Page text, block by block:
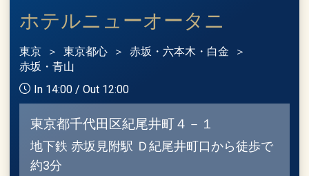
ホテルニューオータニ
東京 東京都心
赤坂・六本木・白金
赤坂・青山
In 14:00 / Out 12:00
東京都千代田区紀尾井町４－１
地下鉄 赤坂見附駅 Ｄ紀尾井町口から徒歩で
約3分